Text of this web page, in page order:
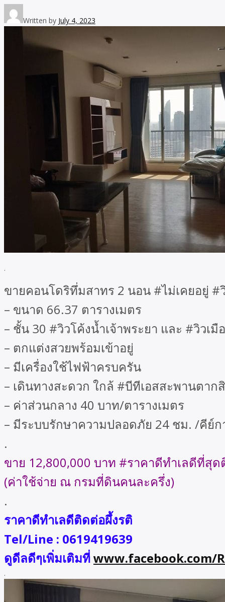
Written by July 4, 2023
.
ขายคอนโดริทึ่มสาทร 2 นอน #ไม่เคยอยู่
– ขนาด 66.37 ตารางเมตร
– ชั้น 30 #วิวโค้งน้ำเจ้าพระยา และ #วิวเมื
– ตกแต่งสวยพร้อมเข้าอยู่
– มีเครื่องใช้ไฟฟ้าครบครัน
– เดินทางสะดวก ใกล้ #บีทีเอสสะพานตา
– ค่าส่วนกลาง 40 บาท/ตารางเมตร
– มีระบบรักษาความปลอดภัย 24 ชม. /คีย์
.
ขาย 12,800,000 บาท #ราคาดีทำเลดีที่สุ
(ค่าใช้จ่าย ณ กรมที่ดินคนละครึ่ง)
.
ราคาดีทำเลดีติดต่อผึ้งรติ
Tel/Line : 0619419639
ดูดีลดีๆเพิ่มเติมที่
.